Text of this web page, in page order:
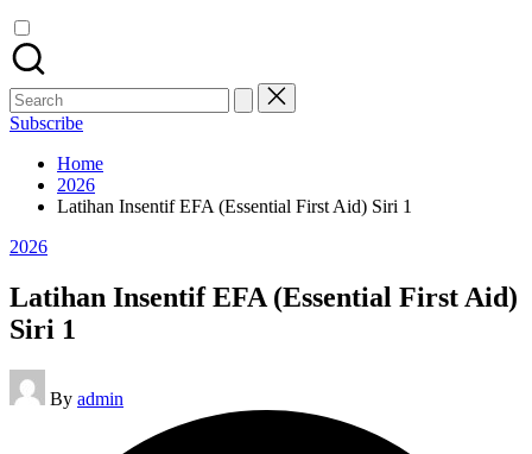
Search
for:
Subscribe
Home
2026
Latihan Insentif EFA (Essential First Aid) Siri 1
Posted
2026
Latihan Insentif EFA (Essential First Aid)
Siri 1
Posted
by
By admin